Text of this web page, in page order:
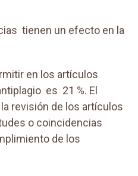
tienen un efecto en la
en los artículos
es 21 %. El
revisión de los artículos
o coincidencias
de los